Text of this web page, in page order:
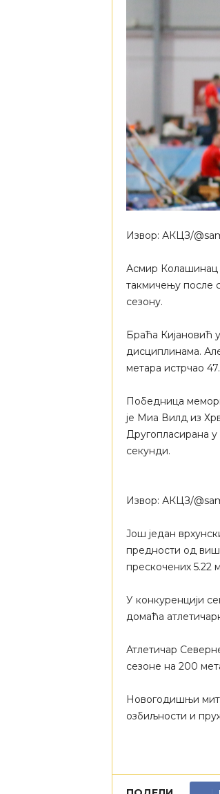
Извор: АКЦЗ/
Асмир Колашинац
такмичењу после
сезону.
Браћа Кијановић
дисциплинама.
метара истрчао
Победница
је Миа Вилд из
Другопласирана
секунди.
Извор: АКЦЗ/
Још један
предности од
прескочених 5.22
У конкуренцији
домаћа
Атлетичар
сезоне на 200
Новогодишњи
озбиљности и